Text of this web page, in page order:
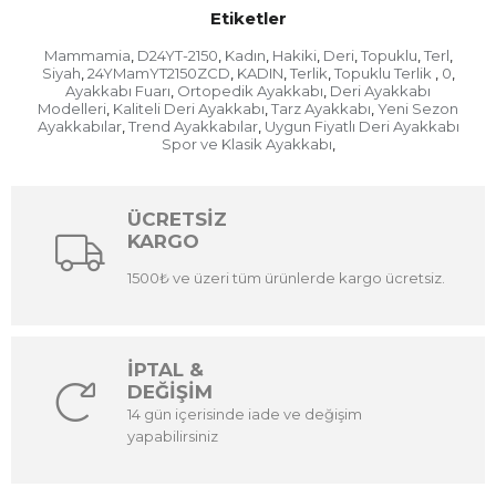
Etiketler
Mammamia, D24YT-2150, Kadın, Hakiki, Deri, Topuklu, Terl,
Siyah, 24YMamYT2150ZCD, KADIN, Terlik, Topuklu Terlik , 0,
Ayakkabı Fuarı, Ortopedik Ayakkabı, Deri Ayakkabı
Modelleri, Kaliteli Deri Ayakkabı, Tarz Ayakkabı, Yeni Sezon
Ayakkabılar, Trend Ayakkabılar, Uygun Fiyatlı Deri Ayakkabı
Spor ve Klasik Ayakkabı,
ÜCRETSİZ
KARGO
1500₺ ve üzeri tüm ürünlerde kargo ücretsiz.
İPTAL &
DEĞİŞİM
14 gün içerisinde iade ve değişim
yapabilirsiniz